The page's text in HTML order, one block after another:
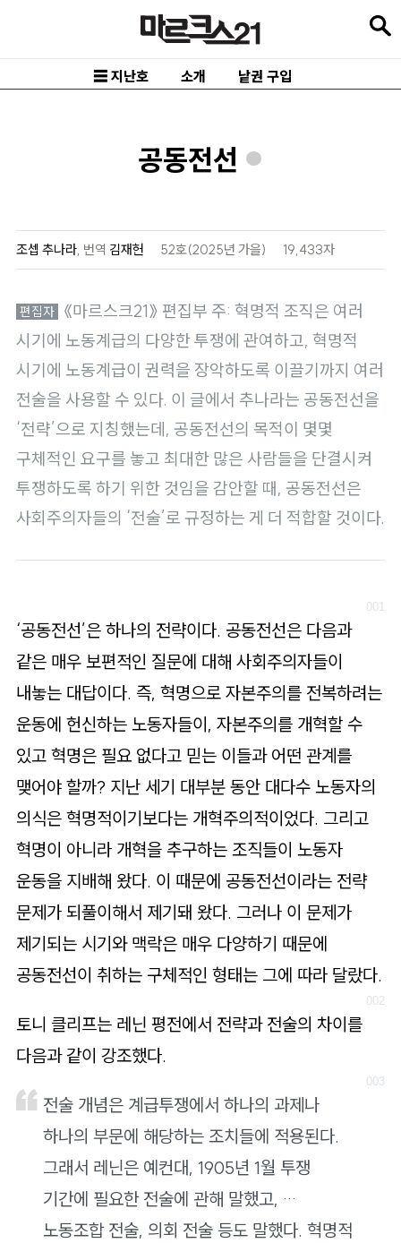
로
☰ 지난호 소개 낱권 구입
공동전선
조셉 추나라, 번역 김재헌 52호(2025년 가을) 19,433자
《마르스크21》 편집부 주: 혁명적 조직은 여러
시기에 노동계급의 다양한 투쟁에 관여하고, 혁명적
시기에 노동계급이 권력을 장악하도록 이끌기까지 여러
전술을 사용할 수 있다. 이 글에서 추나라는 공동전선을
‘전략’으로 지칭했는데, 공동전선의 목적이 몇몇
구체적인 요구를 놓고 최대한 많은 사람들을 단결시켜
투쟁하도록 하기 위한 것임을 감안할 때, 공동전선은
사회주의자들의 ‘전술’로 규정하는 게 더 적합할 것이다.
‘공동전선’은 하나의 전략이다. 공동전선은 다음과
같은 매우 보편적인 질문에 대해 사회주의자들이
내놓는 대답이다. 즉, 혁명으로 자본주의를 전복하려는
운동에 헌신하는 노동자들이, 자본주의를 개혁할 수
있고 혁명은 필요 없다고 믿는 이들과 어떤 관계를
맺어야 할까? 지난 세기 대부분 동안 대다수 노동자의
의식은 혁명적이기보다는 개혁주의적이었다. 그리고
혁명이 아니라 개혁을 추구하는 조직들이 노동자
운동을 지배해 왔다. 이 때문에 공동전선이라는 전략
문제가 되풀이해서 제기돼 왔다. 그러나 이 문제가
제기되는 시기와 맥락은 매우 다양하기 때문에
공동전선이 취하는 구체적인 형태는 그에 따라 달랐다.
토니 클리프는 레닌 평전에서 전략과 전술의 차이를
다음과 같이 강조했다.
전술 개념은 계급투쟁에서 하나의 과제나
하나의 부문에 해당하는 조치들에 적용된다.
그래서 레닌은 예컨대, 1905년 1월 투쟁
기간에 필요한 전술에 관해 말했고, …
노동조합 전술, 의회 전술 등도 말했다. 혁명적